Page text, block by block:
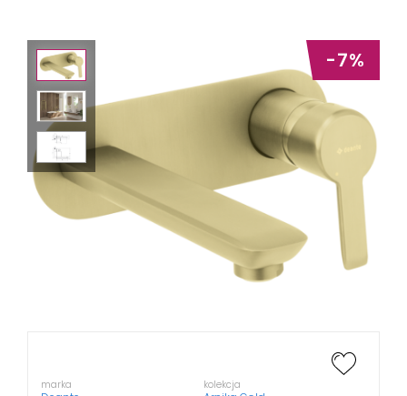
-7%
marka kolekcja